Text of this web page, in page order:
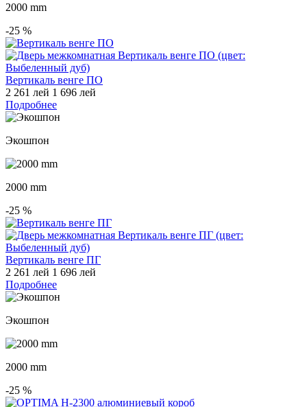
2000 mm
-25 %
Вертикаль венге ПО
2 261 лей 1 696 лей
Подробнее
Экошпон
2000 mm
-25 %
Вертикаль венге ПГ
2 261 лей 1 696 лей
Подробнее
Экошпон
2000 mm
-25 %